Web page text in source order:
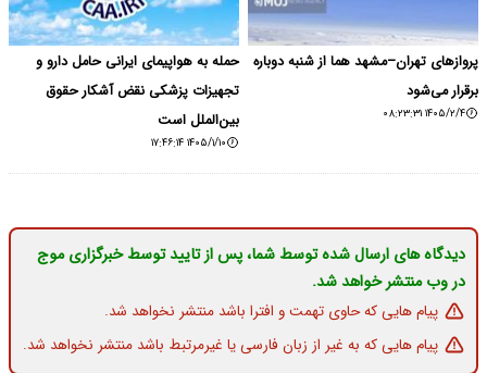
پروازهای تهران–مشهد هما از شنبه دوباره
برقرار می‌شود
۱۴۰۵/۲/۴ ۰۸:۲۳:۳۱
حمله به هواپیمای ایرانی حامل دارو و
تجهیزات پزشکی نقض آشکار حقوق
بین‌الملل است
۱۴۰۵/۱/۱۰ ۱۷:۴۶:۱۴
دیدگاه های ارسال شده توسط شما، پس از تایید توسط خبرگزاری موج
در وب منتشر خواهد شد.
پیام هایی که حاوی تهمت و افترا باشد منتشر نخواهد شد.
پیام هایی که به غیر از زبان فارسی یا غیرمرتبط باشد منتشر نخواهد شد.